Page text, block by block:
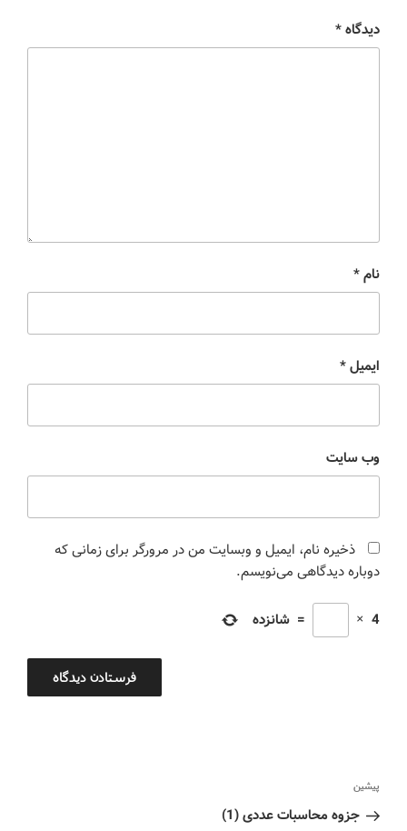
دیدگاه*
نام*
ایمیل*
وب‌ سایت
ذخیره نام، ایمیل و وبسایت من در مرورگر برای زمانی که
دوباره دیدگاهی می‌نویسم.
4
×
= شانزده
پیشین
جزوه محاسبات عددی (1)